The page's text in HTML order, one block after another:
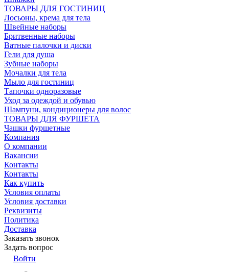
ТОВАРЫ ДЛЯ ГОСТИНИЦ
Лосьоны, крема для тела
Швейные наборы
Бритвенные наборы
Ватные палочки и диски
Гели для душа
Зубные наборы
Мочалки для тела
Мыло для гостиниц
Тапочки одноразовые
Уход за одеждой и обувью
Шампуни, кондиционеры для волос
ТОВАРЫ ДЛЯ ФУРШЕТА
Чашки фуршетные
Компания
О компании
Вакансии
Контакты
Контакты
Как купить
Условия оплаты
Условия доставки
Реквизиты
Политика
Доставка
Заказать звонок
Задать вопрос
Войти